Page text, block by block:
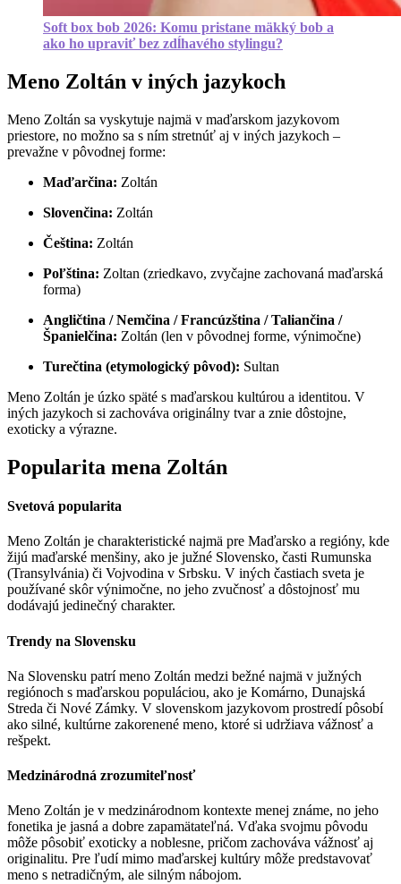
Soft box bob 2026: Komu pristane mäkký bob a
ako ho upraviť bez zdĺhavého stylingu?
Meno Zoltán v iných jazykoch
Meno Zoltán sa vyskytuje najmä v maďarskom jazykovom
priestore, no možno sa s ním stretnúť aj v iných jazykoch –
prevažne v pôvodnej forme:
Maďarčina: Zoltán
Slovenčina: Zoltán
Čeština: Zoltán
Poľština: Zoltan (zriedkavo, zvyčajne zachovaná maďarská
forma)
Angličtina / Nemčina / Francúzština / Taliančina /
Španielčina: Zoltán (len v pôvodnej forme, výnimočne)
Turečtina (etymologický pôvod): Sultan
Meno Zoltán je úzko späté s maďarskou kultúrou a identitou. V
iných jazykoch si zachováva originálny tvar a znie dôstojne,
exoticky a výrazne.
Popularita mena Zoltán
Svetová popularita
Meno Zoltán je charakteristické najmä pre Maďarsko a regióny, kde
žijú maďarské menšiny, ako je južné Slovensko, časti Rumunska
(Transylvánia) či Vojvodina v Srbsku. V iných častiach sveta je
používané skôr výnimočne, no jeho zvučnosť a dôstojnosť mu
dodávajú jedinečný charakter.
Trendy na Slovensku
Na Slovensku patrí meno Zoltán medzi bežné najmä v južných
regiónoch s maďarskou populáciou, ako je Komárno, Dunajská
Streda či Nové Zámky. V slovenskom jazykovom prostredí pôsobí
ako silné, kultúrne zakorenené meno, ktoré si udržiava vážnosť a
rešpekt.
Medzinárodná zrozumiteľnosť
Meno Zoltán je v medzinárodnom kontexte menej známe, no jeho
fonetika je jasná a dobre zapamätateľná. Vďaka svojmu pôvodu
môže pôsobiť exoticky a noblesne, pričom zachováva vážnosť aj
originalitu. Pre ľudí mimo maďarskej kultúry môže predstavovať
meno s netradičným, ale silným nábojom.